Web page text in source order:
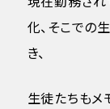
化、そこでの
き、
生徒たちもメ